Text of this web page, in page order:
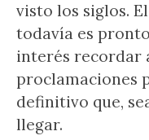
visto los siglos.
todavía es
interés recordar
proclamaciones
definitivo que,
llegar.